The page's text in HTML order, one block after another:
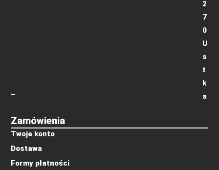
Zamówienia
Twoje konto
Dostawa
Formy płatności
2
7
0
U
s
t
k
a